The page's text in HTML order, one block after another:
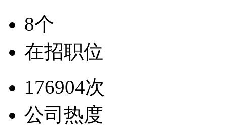
8个
在招职位
176904次
公司热度